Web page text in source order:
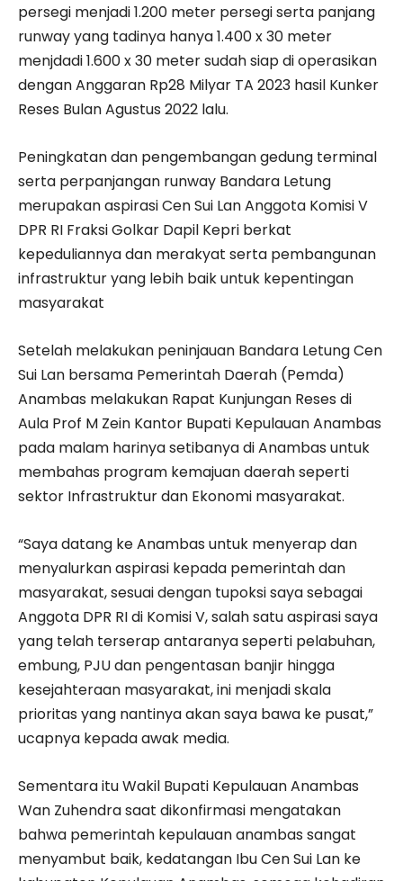
persegi menjadi 1.200 meter persegi serta panjang
runway yang tadinya hanya 1.400 x 30 meter
menjdadi 1.600 x 30 meter sudah siap di operasikan
dengan Anggaran Rp28 Milyar TA 2023 hasil Kunker
Reses Bulan Agustus 2022 lalu.
Peningkatan dan pengembangan gedung terminal
serta perpanjangan runway Bandara Letung
merupakan aspirasi Cen Sui Lan Anggota Komisi V
DPR RI Fraksi Golkar Dapil Kepri berkat
kepeduliannya dan merakyat serta pembangunan
infrastruktur yang lebih baik untuk kepentingan
masyarakat
Setelah melakukan peninjauan Bandara Letung Cen
Sui Lan bersama Pemerintah Daerah (Pemda)
Anambas melakukan Rapat Kunjungan Reses di
Aula Prof M Zein Kantor Bupati Kepulauan Anambas
pada malam harinya setibanya di Anambas untuk
membahas program kemajuan daerah seperti
sektor Infrastruktur dan Ekonomi masyarakat.
“Saya datang ke Anambas untuk menyerap dan
menyalurkan aspirasi kepada pemerintah dan
masyarakat, sesuai dengan tupoksi saya sebagai
Anggota DPR RI di Komisi V, salah satu aspirasi saya
yang telah terserap antaranya seperti pelabuhan,
embung, PJU dan pengentasan banjir hingga
kesejahteraan masyarakat, ini menjadi skala
prioritas yang nantinya akan saya bawa ke pusat,”
ucapnya kepada awak media.
Sementara itu Wakil Bupati Kepulauan Anambas
Wan Zuhendra saat dikonfirmasi mengatakan
bahwa pemerintah kepulauan anambas sangat
menyambut baik, kedatangan Ibu Cen Sui Lan ke